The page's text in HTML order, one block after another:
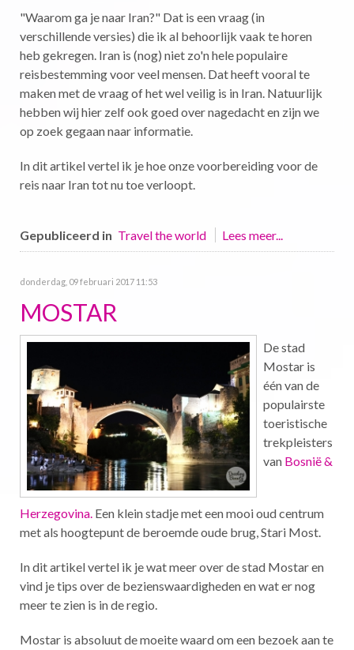
"Waarom ga je naar Iran?" Dat is een vraag (in
verschillende versies) die ik al behoorlijk vaak te horen
heb gekregen. Iran is (nog) niet zo'n hele populaire
reisbestemming voor veel mensen. Dat heeft vooral te
maken met de vraag of het wel veilig is in Iran. Natuurlijk
hebben wij hier zelf ook goed over nagedacht en zijn we
op zoek gegaan naar informatie.
In dit artikel vertel ik je hoe onze voorbereiding voor de
reis naar Iran tot nu toe verloopt.
Gepubliceerd in Travel the world Lees meer...
donderdag, 09 februari 2017 11:53
MOSTAR
De stad
Mostar is
één van de
populairste
toeristische
trekpleisters
van Bosnië &
Herzegovina. Een klein stadje met een mooi oud centrum
met als hoogtepunt de beroemde oude brug, Stari Most.
In dit artikel vertel ik je wat meer over de stad Mostar en
vind je tips over de bezienswaardigheden en wat er nog
meer te zien is in de regio.
Mostar is absoluut de moeite waard om een bezoek aan te